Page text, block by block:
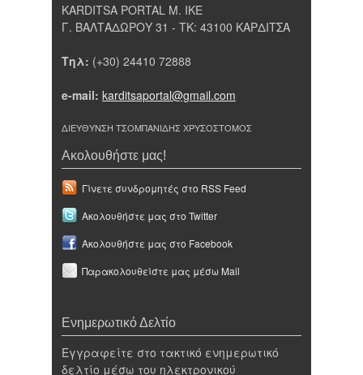
KARDITSA PORTAL Μ. ΙΚΕ
Γ. ΒΑΛΤΑΔΩΡΟΥ 31 - ΤΚ: 43100 ΚΑΡΔΙΤΣΑ
Τηλ: (+30) 24410 72888
e-mail: karditsaportal@gmail.com
ΔΙΕΥΘΥΝΣΗ ΤΣΟΜΠΑΝΙΔΗΣ ΧΡΥΣΟΣΤΟΜΟΣ
Ακολουθήστε μας!
Γίνετε συνδρομητές στο RSS Feed
Ακολουθήστε μας στο Twitter
Ακολουθήστε μας στο Facebook
Παρακολουθείστε μας μέσω Mail
Ενημερωτικό Δελτίο
Εγγραφείτε στο τακτικό ενημερωτικό
δελτίο μέσω του ηλεκτρονικού